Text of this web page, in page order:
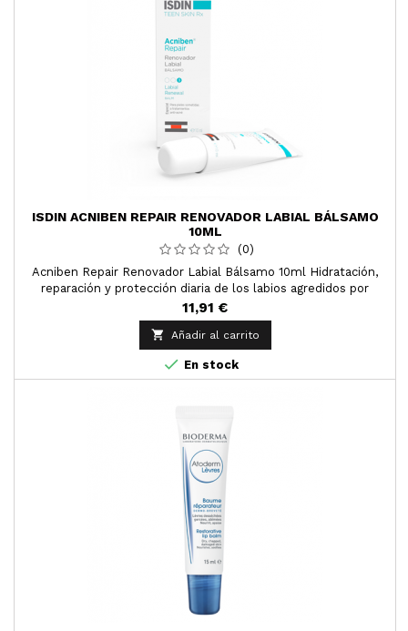
ISDIN ACNIBEN REPAIR RENOVADOR LABIAL BÁLSAMO
10ML
(0)
Acniben Repair Renovador Labial Bálsamo 10ml Hidratación,
reparación y protección diaria de los labios agredidos por
tratamientos antiacneicos.
11,91 €
 Añadir al carrito
 En stock